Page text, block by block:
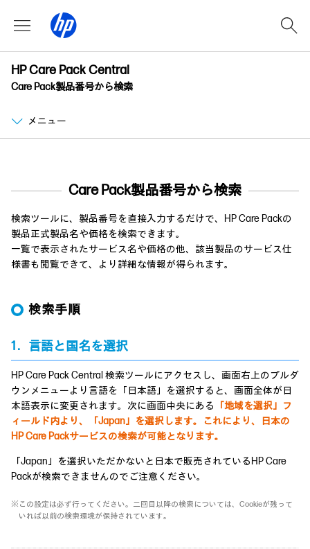
HP Care Pack Central
Care Pack製品番号から検索
メニュー
Care Pack製品番号から検索
検索ツールに、製品番号を直接入力するだけで、HP Care Packの
製品正式製品名や価格を検索できます。
一覧で表示されたサービス名や価格の他、該当製品のサービス仕
様書も閲覧できて、より詳細な情報が得られます。
検索手順
1．言語と国名を選択
HP Care Pack Central 検索ツールにアクセスし、画面右上のプルダ
ウンメニューより言語を「日本語」を選択すると、画面全体が日
本語表示に変更されます。次に画面中央にある
「地域を選択」フ
ィールド内より、「Japan」を選択します。これにより、日本の
HP Care Packサービスの検索が可能となります。
「Japan」を選択いただかないと日本で販売されているHP Care
Packが検索できませんのでご注意ください。
※この設定は必ず行ってください。二回目以降の検索については、Cookieが残って
いれば以前の検索環境が保持されています。